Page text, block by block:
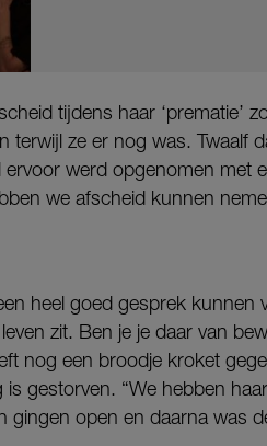
tijdens haar ‘prematie’
terwijl ze er nog was. Twaalf
ervoor werd opgenomen met
we afscheid kunnen
heel goed gesprek kunnen
zit. Ben je je daar van
nog een broodje kroket
is gestorven. “We hebben
gingen open en daarna was